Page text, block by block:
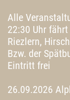
Alle
22:30 Uhr
Riezlern,
Bzw. der
Eintritt frei
26.09.2026